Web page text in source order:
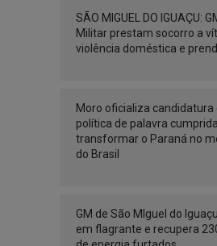
SÃO MIGUEL DO IGUAÇU:
Militar prestam socorro a
violência doméstica e
Moro oficializa candidatura
política de palavra
transformar o Paraná no
do Brasil
GM de São MIguel do
em flagrante e recupera